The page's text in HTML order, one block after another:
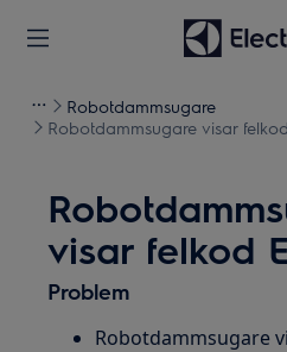
Robotdammsugare
Robotdammsugare visar
visar felkod
Problem
Robotdammsugare